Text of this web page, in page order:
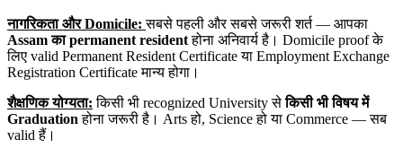
नागरिकता और Domicile: सबसे पहली और सबसे जरूरी शर्त — आपका
Assamका permanent residentहोना अनिवार्य है। Domicile proof के
लिए valid Permanent Resident Certificate या Employment Exchange
Registration Certificate मान्य होगा।
शैक्षणिक योग्यता: किसी भी recognized University सेकिसी भी विषय में
Graduationहोना जरूरी है। Arts हो, Science हो या Commerce — सब
valid हैं।